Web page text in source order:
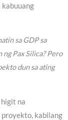
kabuuang
sa GDP sa
ng Pax Silica? Pero
dun sa ating
na
proyekto, kabilang